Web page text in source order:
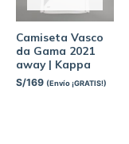
Camiseta Vasco
da Gama 2021
away | Kappa
S/169 (Envío ¡GRATIS!)